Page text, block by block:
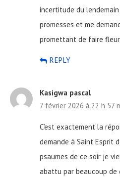
incertitude du
promesses et me
promettant de faire
REPLY
Kasigwa pascal
7 février 2026 à 22 h 57
C’est exactement la
demande à Saint Esprit
psaumes de ce soir je
abattu par beaucoup de